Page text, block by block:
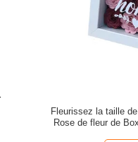
Fleurissez la taille
Rose de fleur de